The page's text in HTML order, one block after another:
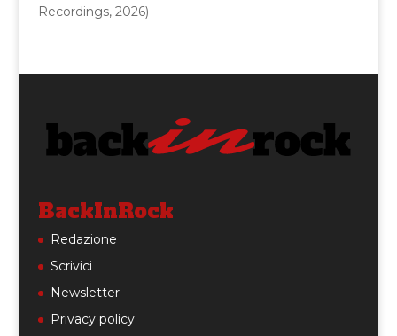
Recordings, 2026)
BackInRock
Redazione
Scrivici
Newsletter
Privacy policy